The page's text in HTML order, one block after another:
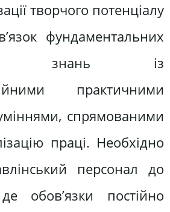
творчого потенціалу
фундаментальних
знань із
практичними
спрямованими
праці. Необхідно
персонал до
обов’язки постійно